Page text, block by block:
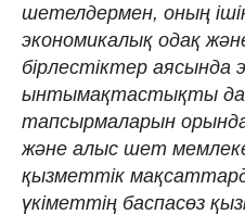
шетелдермен, оның
экономикалық одақ
бірлестіктер аясында
ынтымақтастықты
тапсырмаларын
және алыс шет
қызметтік
үкіметтің баспасөз